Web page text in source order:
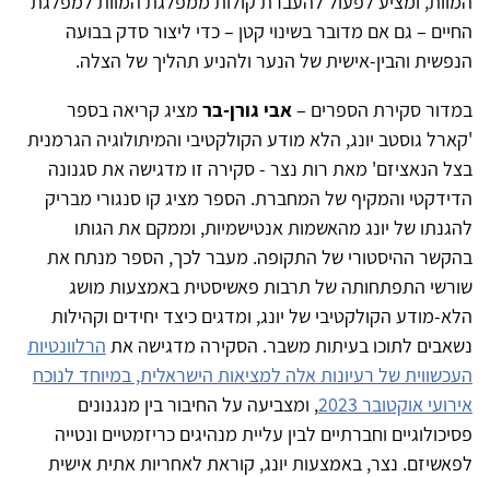
החיים – גם אם מדובר בשינוי קטן – כדי ליצור סדק בבועה
הנפשית והבין-אישית של הנער ולהניע תהליך של הצלה.
במדור סקירת הספרים –אבי גורן-בר מציג קריאה בספר
'קארל גוסטב יונג, הלא מודע הקולקטיבי והמיתולוגיה הגרמנית
בצל הנאציזם' מאת רות נצר - סקירה זו מדגישה את סגנונה
הדידקטי והמקיף של המחברת. הספר מציג קו סנגורי מבריק
להגנתו של יונג מהאשמות אנטישמיות, וממקם את הגותו
בהקשר ההיסטורי של התקופה. מעבר לכך, הספר מנתח את
שורשי התפתחותה של תרבות פאשיסטית באמצעות מושג
הלא-מודע הקולקטיבי של יונג, ומדגים כיצד יחידים וקהילות
נשאבים לתוכו בעיתות משבר. הסקירה מדגישה את הרלוונטיות
העכשווית של רעיונות אלה למציאות הישראלית, במיוחד לנוכח
אירועי אוקטובר 2023
, ומצביעה על החיבור בין מנגנונים
פסיכולוגיים וחברתיים לבין עליית מנהיגים כריזמטיים ונטייה
לפאשיזם. נצר, באמצעות יונג, קוראת לאחריות אתית אישית